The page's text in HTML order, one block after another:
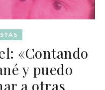
«Contando
y puedo
a otras